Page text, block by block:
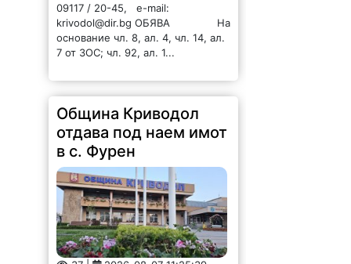
Община Криводол
отдава под наем имот
в с. Фурен
37 | 2026-08-07 11:25:39
ОБЩИНА КРИВОДОЛ ОБЛАСТ
ВРАЦА 3060 гр. Криводол, ул.
„Освобождение” № 13, тел.
09117/20-45, e-mail:
krivodol@mbox.is-bg.net ОБЯВА